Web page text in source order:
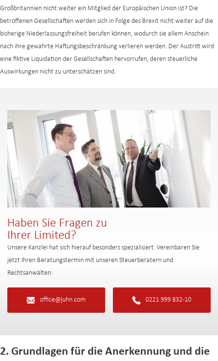
Großbritannien nicht weiter ein Mitglied der Europäischen Union ist? Die
betroffenen Gesellschaften werden sich in Folge des Brexit nicht weiter auf die
bisherige Niederlassungsfreiheit berufen können, wodurch sie allem Anschein
nach ihre gewahrte Haftungsbeschränkung verlieren werden. Der Austritt wird
eine fiktive Liquidation der Gesellschaften hervorrufen, deren steuerliche
Auswirkungen nicht zu unterschätzen sind.
Haben Sie Fragen zu
Ihrer Limited?
Unsere Kanzlei hat sich hierauf besonders spezialisiert. Vereinbaren Sie
jetzt Ihren Beratungstermin mit unseren Steuerberatern und
Rechtsanwälten:
office@juhn.com 0221 999 832-10
2. Grundlagen für die Anerkennung und die